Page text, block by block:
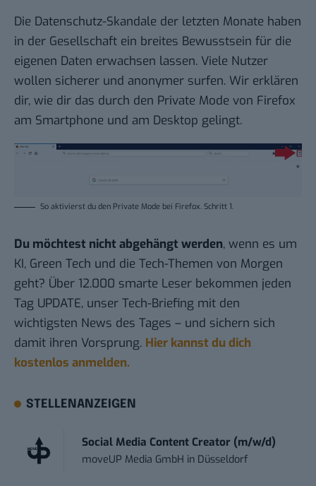
Die Datenschutz-Skandale der letzten Monate haben
in der Gesellschaft ein breites Bewusstsein für die
eigenen Daten erwachsen lassen. Viele Nutzer
wollen sicherer und anonymer surfen. Wir erklären
dir, wie dir das durch den Private Mode von Firefox
am Smartphone und am Desktop gelingt.
So aktivierst du den Private Mode bei Firefox. Schritt 1.
Du möchtest nicht abgehängt werden, wenn es um
KI, Green Tech und die Tech-Themen von Morgen
geht? Über 12.000 smarte Leser bekommen jeden
Tag UPDATE, unser Tech-Briefing mit den
wichtigsten News des Tages – und sichern sich
damit ihren Vorsprung. Hier kannst du dich
kostenlos anmelden.
STELLENANZEIGEN
Social Media Content Creator (m/w/d)
moveUP Media GmbH in Düsseldorf